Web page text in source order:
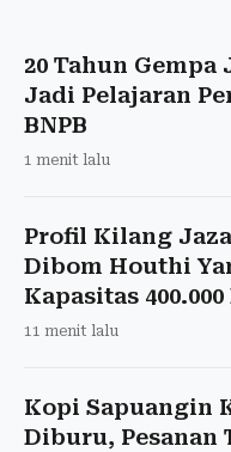
20 Tahun Gempa
Jadi Pelajaran
BNPB
1 menit lalu
Profil Kilang
Dibom Houthi
Kapasitas
11 menit lalu
Kopi Sapuangin
Diburu, Pesanan